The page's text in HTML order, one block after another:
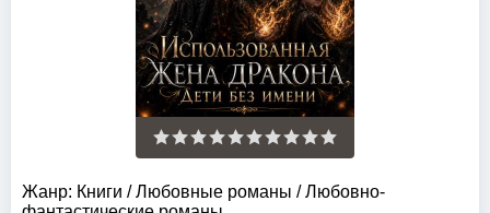
Жанр: Книги /Любовные романы /Любовно-